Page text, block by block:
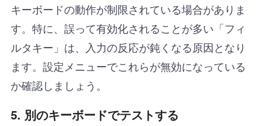
キーボードの動作が制限されている場合がありま
す。特に、誤って有効化されることが多い「フィ
ルタキー」は、入力の反応が鈍くなる原因となり
ます。設定メニューでこれらが無効になっている
か確認しましょう。
5. 別のキーボードでテストする